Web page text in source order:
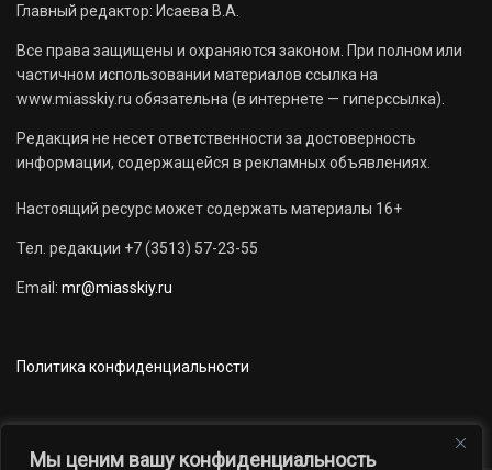
Мы ценим вашу конфиденциальность
Главный редактор: Исаева В.А.
Все права защищены и охраняются законом. При полном или
частичном использовании материалов ссылка на
www.miasskiy.ru обязательна (в интернете — гиперссылка).
Редакция не несет ответственности за достоверность
информации, содержащейся в рекламных объявлениях.
Настоящий ресурс может содержать материалы 16+
Тел. редакции +7 (3513) 57-23-55
Email: mr@miasskiy.ru
Политика конфиденциальности